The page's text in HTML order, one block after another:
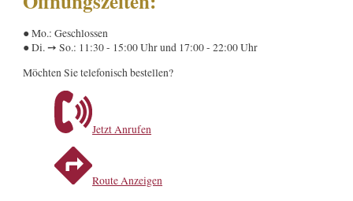
● Mo.: Geschlossen
● Di. ➙ So.: 11:30 - 15:00 Uhr und 17:00 - 22:00 Uhr
Möchten Sie telefonisch bestellen?
Jetzt Anrufen
Route Anzeigen